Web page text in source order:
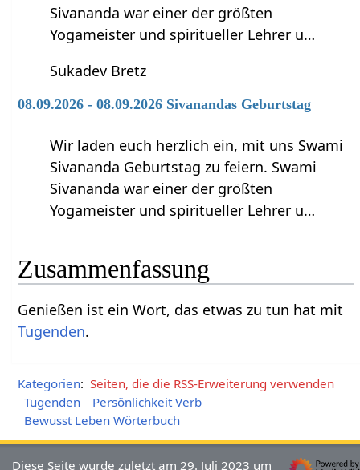
Sivananda war einer der größten
Yogameister und spiritueller Lehrer u…
Sukadev Bretz
08.09.2026 - 08.09.2026 Sivanandas Geburtstag
Wir laden euch herzlich ein, mit uns Swami
Sivananda Geburtstag zu feiern. Swami
Sivananda war einer der größten
Yogameister und spiritueller Lehrer u…
Zusammenfassung
Genießen‏‎ ist ein Wort, das etwas zu tun hat mit
Tugenden.
Kategorien: Seiten, die die RSS-Erweiterung verwenden
Tugenden
Persönlichkeit Verb
Bewusst Leben Wörterbuch
Diese Seite wurde zuletzt am 29. Juli 2023 um